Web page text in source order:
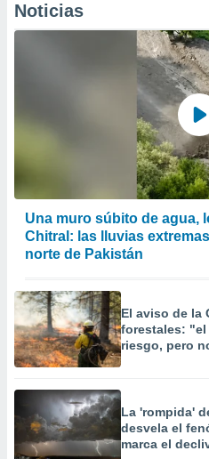
Noticias
Una muro súbito de agua,
Chitral: las lluvias
norte de Pakistán
El aviso de la
forestales: "el
riesgo, pero
La 'rompida'
desvela el
marca el